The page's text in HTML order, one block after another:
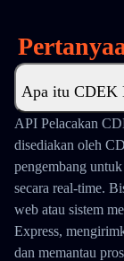
Apa itu CDEK
API Pelacakan
disediakan oleh
pengembang
secara real-time.
web atau sistem
Express,
dan memantau